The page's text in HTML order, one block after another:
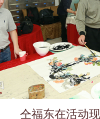
仝福东在活动